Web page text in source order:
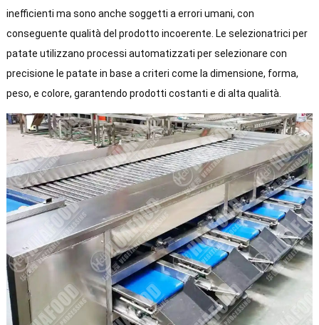
inefficienti ma sono anche soggetti a errori umani, con
conseguente qualità del prodotto incoerente. Le selezionatrici per
patate utilizzano processi automatizzati per selezionare con
precisione le patate in base a criteri come la dimensione, forma,
peso, e colore, garantendo prodotti costanti e di alta qualità.